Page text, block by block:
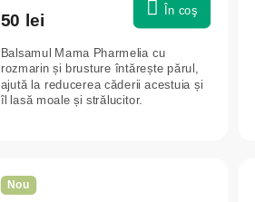
50 lei În coş
Balsamul Mama Pharmelia cu
rozmarin și brusture întărește părul,
ajută la reducerea căderii acestuia și
îl lasă moale și strălucitor.
Nou